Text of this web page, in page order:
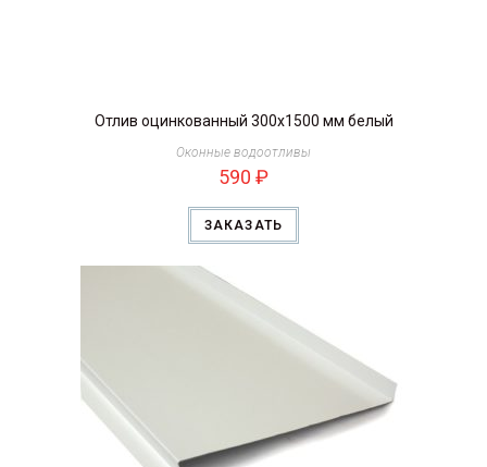
Отлив оцинкованный 300х1500 мм белый
Оконные водоотливы
590 ₽
ЗАКАЗАТЬ